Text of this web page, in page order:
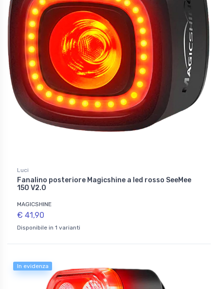
Luci
Fanalino posteriore Magicshine a led rosso SeeMee
150 V2.0
MAGICSHINE
€ 41,90
Disponibile in 1 varianti
In evidenza